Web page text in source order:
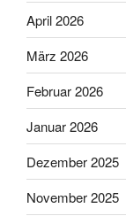
April 2026
März 2026
Februar 2026
Januar 2026
Dezember 2025
November 2025